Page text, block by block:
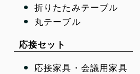
折りたたみテーブル
丸テーブル
応接セット
応接家具・会議用家具